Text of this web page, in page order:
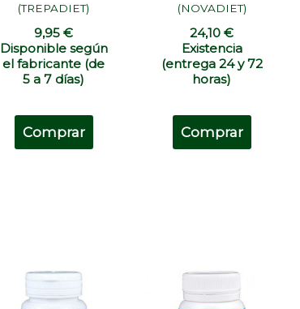
(TREPADIET)
9,95€
Disponible según
el fabricante (de
5 a 7 días)
Comprar
(NOVADIET)
24,10€
Existencia
(entrega 24 y 72
horas)
Comprar